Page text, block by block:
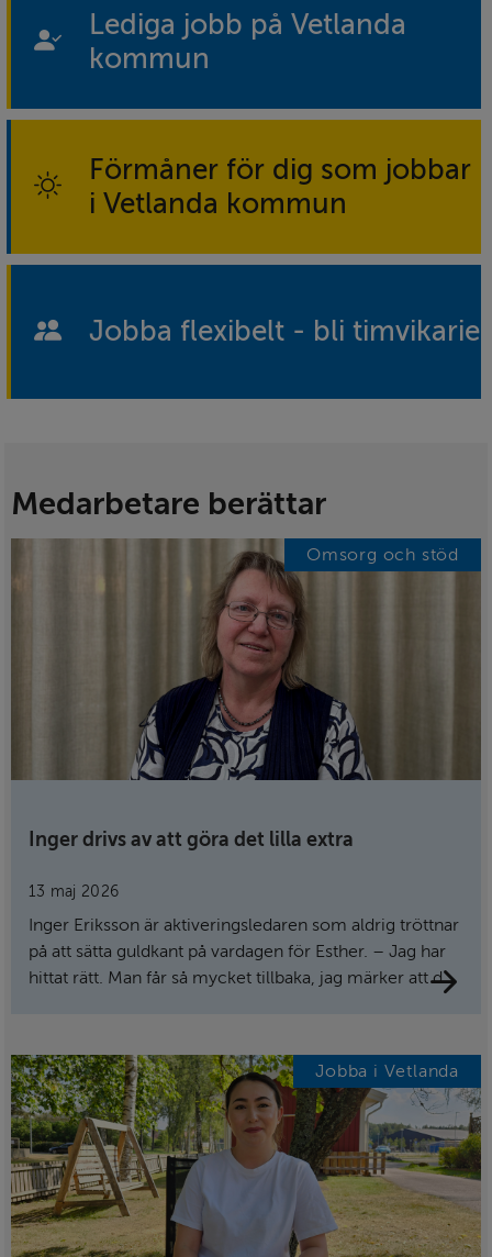
Lediga jobb på Vetlanda
kommun
Förmåner för dig som jobbar
i Vetlanda kommun
Jobba flexibelt - bli timvikarie
Medarbetare berättar
Inger drivs av att göra det lilla extra
13 maj 2026
Inger Eriksson är aktiveringsledaren som aldrig tröttnar
på att sätta guldkant på vardagen för Esther. – Jag har
hittat rätt. Man får så mycket tillbaka, jag märker att de
Omsorg och stöd
Jobba i Vetlanda